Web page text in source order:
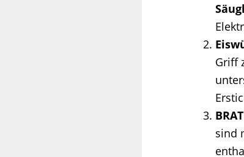
Griff
sind